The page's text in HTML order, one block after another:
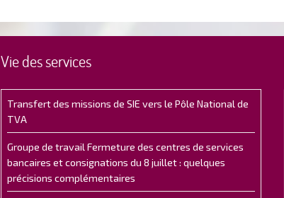
Vie des services
Transfert des missions de SIE vers le Pôle National de
TVA
Groupe de travail Fermeture des centres de services
bancaires et consignations du 8 juillet : quelques
précisions complémentaires